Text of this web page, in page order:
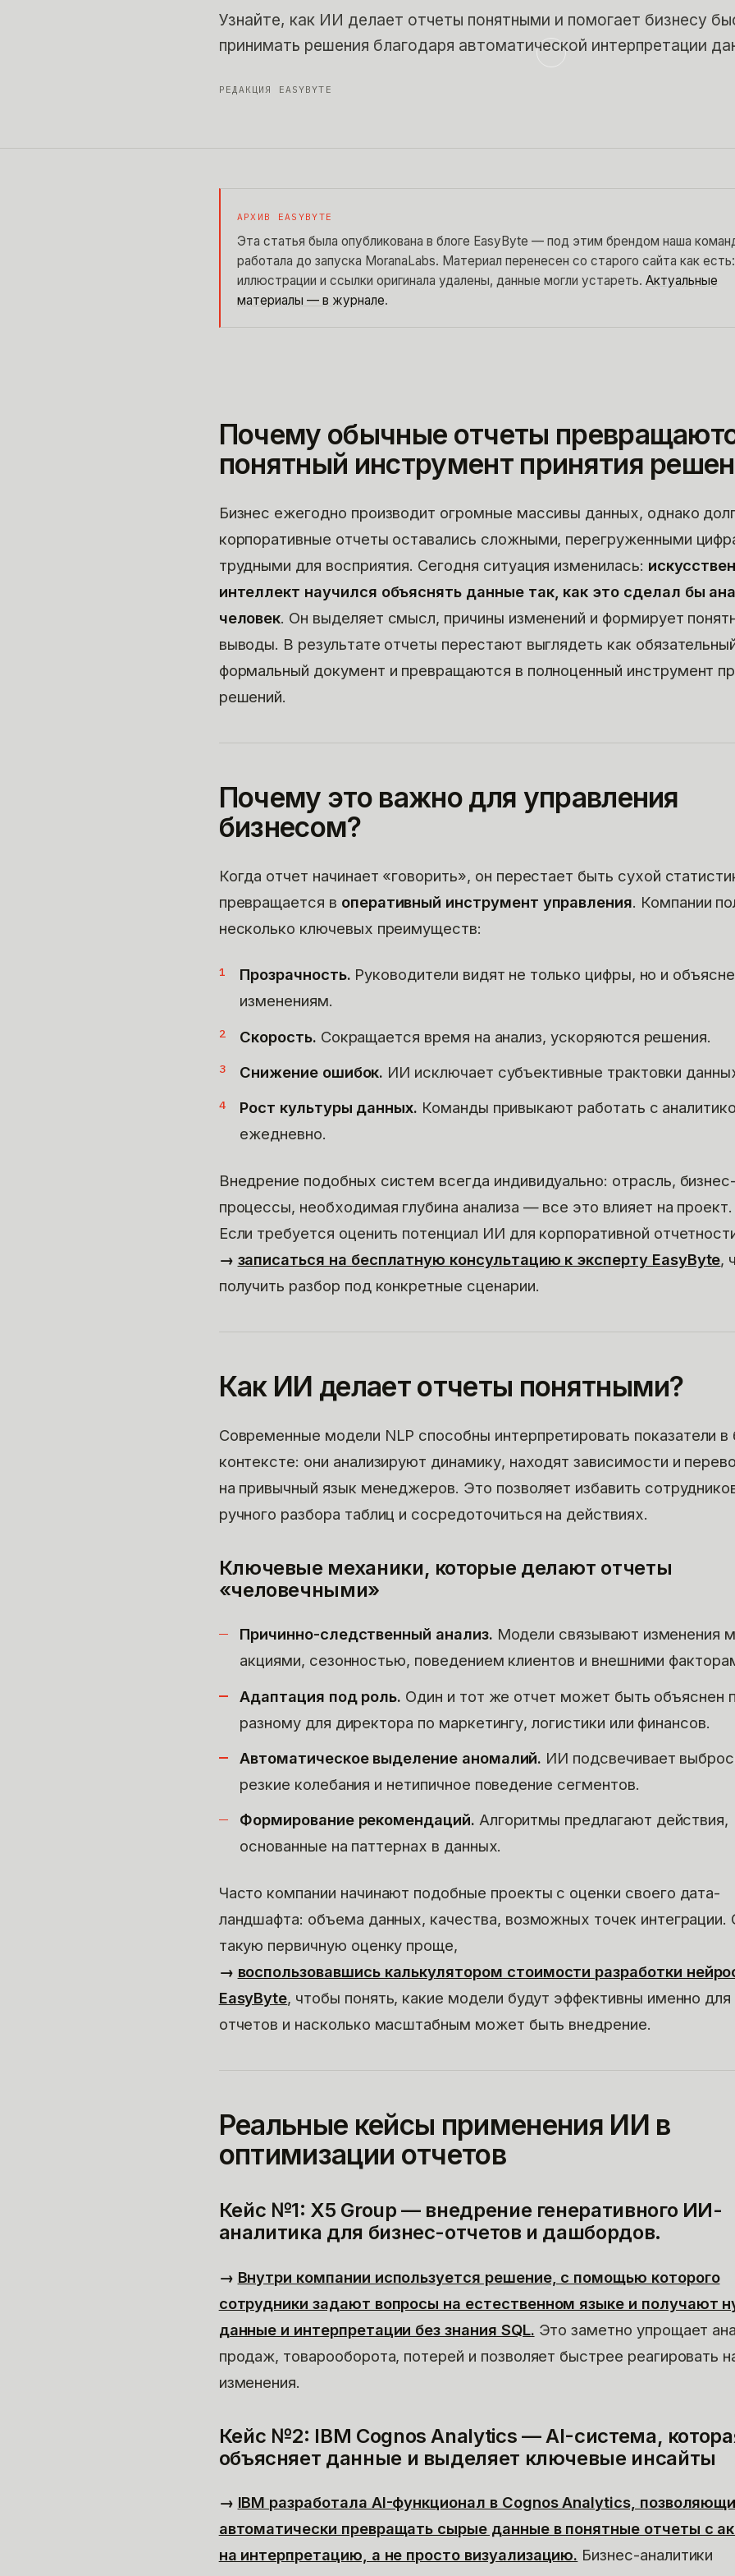
Узнайте, как ИИ делает отчеты понятными и помогает бизнесу
принимать решения благодаря автоматической интерпретации
РЕДАКЦИЯ EASYBYTE
АРХИВ EASYBYTE
Эта статья была опубликована в блоге EasyByte — под этим брендом наша
работала до запуска MoranaLabs. Материал перенесен со старого сайта как есть:
иллюстрации и ссылки оригинала удалены, данные могли устареть. Актуальные
материалы — в журнале.
Почему обычные отчеты
понятный инструмент принятия
Бизнес ежегодно производит огромные массивы данных, однако
корпоративные отчеты оставались сложными, перегруженными
трудными для восприятия. Сегодня ситуация изменилась:
интеллект научился объяснять данные так, как это сделал бы
человек. Он выделяет смысл, причины изменений и формирует
выводы. В результате отчеты перестают выглядеть как
формальный документ и превращаются в полноценный инструмент
решений.
Почему это важно для управления
бизнесом?
Когда отчет начинает «говорить», он перестает быть сухой
превращается в оперативный инструмент управления. Компании
несколько ключевых преимуществ:
Прозрачность. Руководители видят не только цифры, но и
изменениям.
Скорость. Сокращается время на анализ, ускоряются решения.
Снижение ошибок. ИИ исключает субъективные трактовки
Рост культуры данных. Команды привыкают работать с
ежедневно.
Внедрение подобных систем всегда индивидуально: отрасль, бизнес-
процессы, необходимая глубина анализа — все это влияет на проект.
Если требуется оценить потенциал ИИ для корпоративной
→ записаться на бесплатную консультацию к эксперту EasyByte,
получить разбор под конкретные сценарии.
Как ИИ делает отчеты понятными?
Современные модели NLP способны интерпретировать показатели в
контексте: они анализируют динамику, находят зависимости и
на привычный язык менеджеров. Это позволяет избавить
ручного разбора таблиц и сосредоточиться на действиях.
Ключевые механики, которые делают отчеты
«человечными»
Причинно-следственный анализ. Модели связывают изменения
акциями, сезонностью, поведением клиентов и внешними
Адаптация под роль. Один и тот же отчет может быть объяснен
разному для директора по маркетингу, логистики или финансов.
Автоматическое выделение аномалий. ИИ подсвечивает
резкие колебания и нетипичное поведение сегментов.
Формирование рекомендаций. Алгоритмы предлагают действия,
основанные на паттернах в данных.
Часто компании начинают подобные проекты с оценки своего дата-
ландшафта: объема данных, качества, возможных точек интеграции.
такую первичную оценку проще,
→ воспользовавшись калькулятором стоимости разработки
EasyByte, чтобы понять, какие модели будут эффективны именно
отчетов и насколько масштабным может быть внедрение.
Реальные кейсы применения ИИ в
оптимизации отчетов
Кейс №1: X5 Group — внедрение генеративного ИИ-
аналитика для бизнес-отчетов и дашбордов.
→ Внутри компании используется решение, с помощью которого
сотрудники задают вопросы на естественном языке и получают
данные и интерпретации без знания SQL. Это заметно упрощает
продаж, товарооборота, потерей и позволяет быстрее реагировать
изменения.
Кейс №2: IBM Cognos Analytics — AI-система,
объясняет данные и выделяет ключевые инсайты
→ IBM разработала AI-функционал в Cognos Analytics,
автоматически превращать сырые данные в понятные отчеты с
на интерпретацию, а не просто визуализацию. Бизнес-аналитики